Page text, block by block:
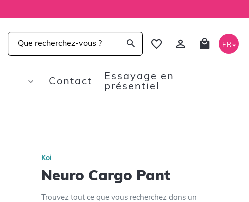
FR
Contact
Essayage en
présentiel
Koi
Neuro Cargo Pant
Trouvez tout ce que vous recherchez dans un